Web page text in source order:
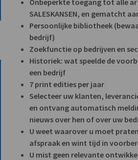
SALESKANSEN, en gematcht
Persoonlijke bibliotheek
bedrijf)
Zoekfunctie op bedrijven en
Historiek: wat speelde de
een bedrijf
7 print edities per jaar
Selecteer uw klanten,
en ontvang automatisch
nieuws over hen of over uw
U weet waarover u moet
afspraak en wint tijd in
U mist geen relevante